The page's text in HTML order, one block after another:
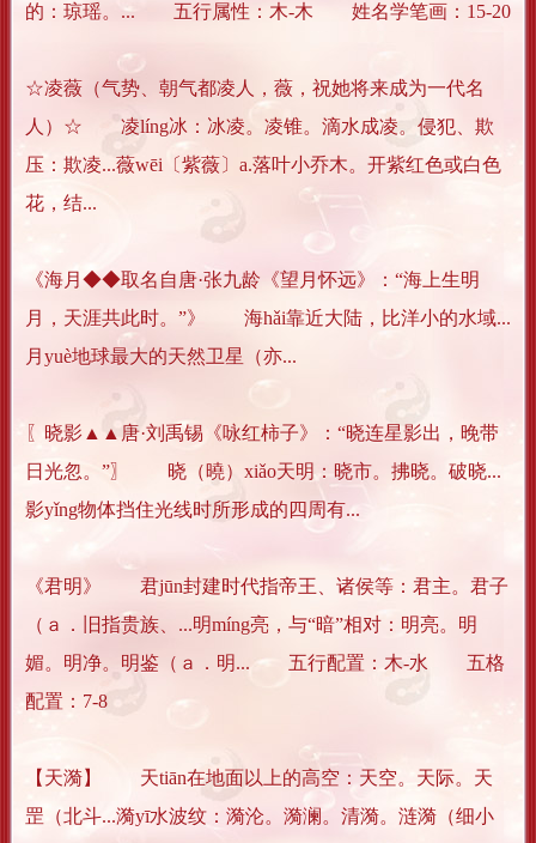
的：琼瑶。... 五行属性：木-木 姓名学笔画：15-20
☆凌薇（气势、朝气都凌人，薇，祝她将来成为一代名
人）☆ 凌líng冰：冰凌。凌锥。滴水成凌。侵犯、欺
压：欺凌...薇wēi〔紫薇〕a.落叶小乔木。开紫红色或白色
花，结...
《海月◆◆取名自唐·张九龄《望月怀远》：“海上生明
月，天涯共此时。”》 海hǎi靠近大陆，比洋小的水域...
月yuè地球最大的天然卫星（亦...
〖晓影▲▲唐·刘禹锡《咏红柿子》：“晓连星影出，晚带
日光忽。”〗 晓（曉）xiǎo天明：晓市。拂晓。破晓...
影yǐng物体挡住光线时所形成的四周有...
《君明》 君jūn封建时代指帝王、诸侯等：君主。君子
（ａ．旧指贵族、...明míng亮，与“暗”相对：明亮。明
媚。明净。明鉴（ａ．明... 五行配置：木-水 五格
配置：7-8
【天漪】 天tiān在地面以上的高空：天空。天际。天
罡（北斗...漪yī水波纹：漪沦。漪澜。清漪。涟漪（细小